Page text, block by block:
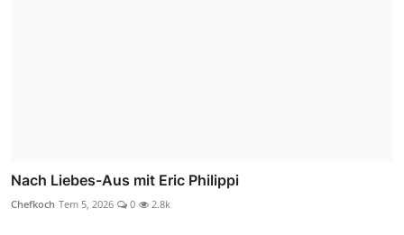
Nach Liebes-Aus mit Eric Philippi
Chefkoch Tem 5, 2026 0 2.8k